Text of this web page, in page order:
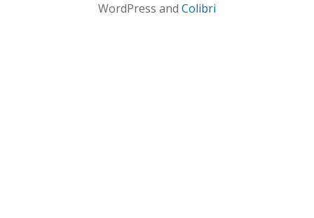
WordPress and Colibri